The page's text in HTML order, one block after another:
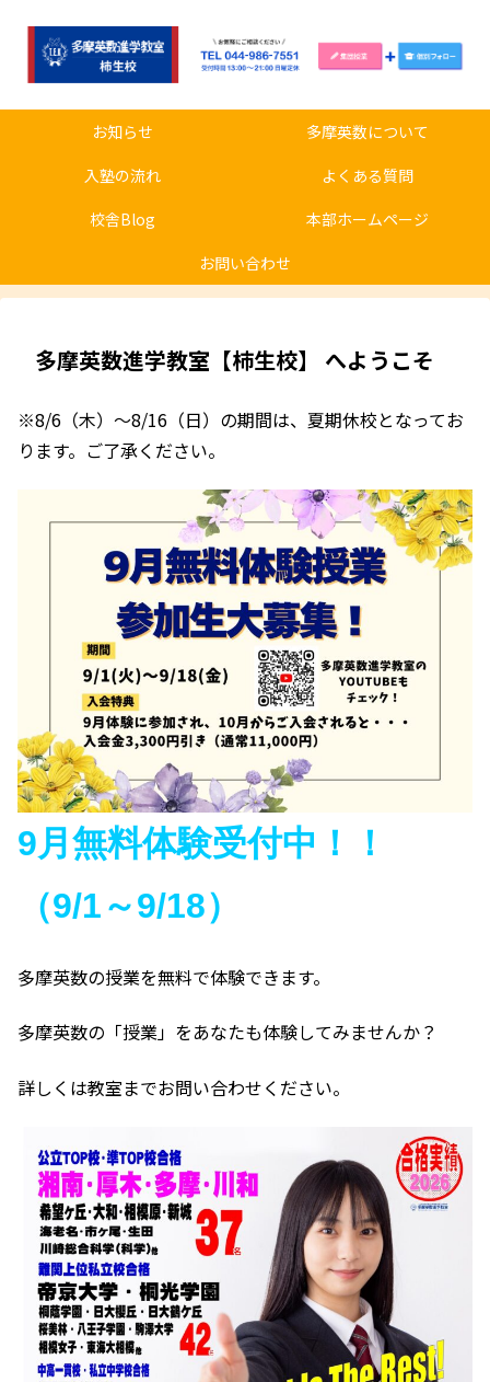
お知らせ
多摩英数について
入塾の流れ
よくある質問
校舎Blog
本部ホームページ
お問い合わせ
多摩英数進学教室【柿生校】 へようこそ
※8/6（木）～8/16（日）の期間は、夏期休校となってお
ります。ご了承ください。
9月 無料体験受付中！！
（9/1～9/18）
多摩英数の授業を無料で体験できます。
多摩英数の「授業」をあなたも体験してみませんか？
詳しくは教室までお問い合わせください。